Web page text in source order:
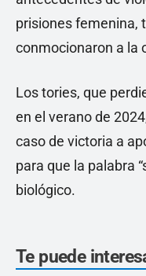
prisiones femenina,
conmocionaron a la
Los tories, que
en el verano de
caso de victoria a
para que la palabra
biológico.
Te puede